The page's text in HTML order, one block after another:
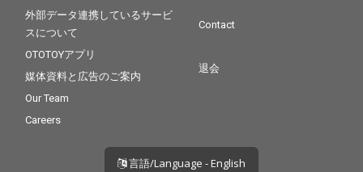
外部データ連携しているサービ
スについて
OTOTOYアプリ
媒体資料と広告のご案内
Our Team
Careers
Contact
退会
言語/Language - English